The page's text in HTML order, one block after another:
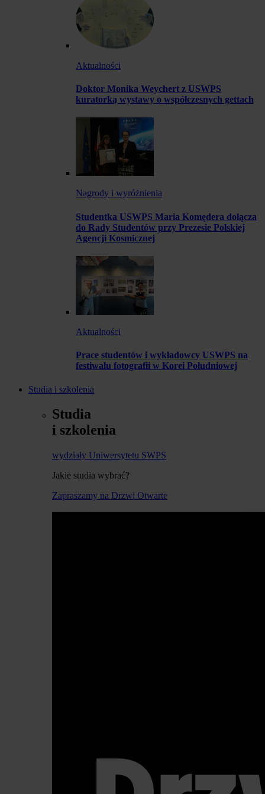
Aktualności
Doktor Monika Weychert z USWPS
kuratorką wystawy o współczesnych gettach
Nagrody i wyróżnienia
Studentka USWPS Maria Komędera dołącza
do Rady Studentów przy Prezesie Polskiej
Agencji Kosmicznej
Aktualności
Prace studentów i wykładowcy USWPS na
festiwalu fotografii w Korei Południowej
Studia i szkolenia
Studia
i szkolenia
wydziały Uniwersytetu SWPS
Jakie studia wybrać?
Zapraszamy na Drzwi Otwarte